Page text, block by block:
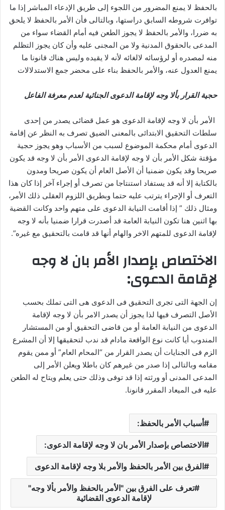
بالحفظ لا يمنع المضرور من اللجوء إلى طريق الإدعاء المباشر إذا ما
توافرت شروطه السابق دراستها، وبالتالى فأن الأمر بالحفظ لا يلحق
به ضررا، والأمر بالحفظ لا يجوز الطعن فيه أمام القضاء سواء من
المدعى بالحقوق المدنية ولا من المجنى عليه وأن كان يجوز التظلم
منه لمصدره أو لرؤسائه لالغائه لأنه لا يقيده وليس هناك قانونا ما
يمنع العدول عنه، والأمر بالحفظ بناء على محضر جمع الاستدلالات
حجية القرار بألا وجه لإقامة الدعوى الجنائية لعدم معرفة الفاعل
الأمر بأن لا وجه لإقامة الدعوى هو عمل قضائى يصدر من إحدى
سلطات التحقيق الابتدائى بالمعنى الضيق تصرف به النظر عن إقامة
الدعوى أمام محكمة الموضوع لسبب من الأسباب وهو يجوز حجية
مؤقتة شكل الأمر بأن لا وجه لإقامة الدعوى الأمر بأن لا وجه قد يكون
صريحا وقد يكون ضمنيا أن الأصل العام أن يكون صريحا ومدون
بالكتابة إلا أنه قد يستفاد استنتاجا من تصرف أو إجراء آخر إذا كان هذا
التعرف أو الإجراء يترتب عليه حتما وبطريق اللزوم العقلى ذلك الأمر،
ومثال ذلك ” إذا أقامت النيابة الدعوى على متهم واحد وكانت القضية
بها اثنين هنا تكون النيابة العامة قد أصدرت قرارا ضمنيا بأنه لا وجه
لإقامة الدعوى للمتهم الاخر والهام أنها قد قامت بالتحقيق مع غيره”.
الاختصاص بإصدار الأمر بان لا وجه
لإقامة الدعوى:
إن الجهة التى تجرى التحقيق فى الدعوى هى التى تملك بحسب
الأصل التصرف فيها لذا يجوز أن يصدر الامر بأن لا وجه لإقامة
الدعوى من النيابة العامة أو من قاضى التحقيق أو من المستشار
المندوب أيا كانت نوع الواقعة مادام قد ندب لتحقيقها إلا أن المشرع
الزم فى الجنايات أن يصدر القرار من “المحام العام” أو ممن يقوم
مقامه وبالتالى إذا صدر من غيرهم كان باطلا ويعلن الأمر إلى
المدعى المدنى أو ورثته إذا قد توفى وذلك حتى يعلم ويتاح له الطعن
عليه فى الميعاد المقرر قانونا.
أسباب الأمر بالحفظ:
الاختصاص بإصدار الأمر بان لا وجه لإقامة الدعوى:
الفرق بين الأمر بالحفظ والأمر بلا وجه لإقامة الدعوى
تعرف على الفرق بين "الأمر بالحفظ والأمر بألا وجه"
لإقامة الدعوى القضائية